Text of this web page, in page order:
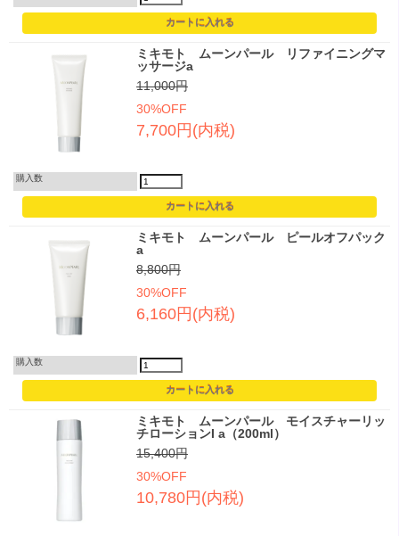
ミキモト ムーンパール リファイニングマ
ッサージa
11,000円
30%OFF
7,700円(内税)
購入数
ミキモト ムーンパール ピールオフパック
a
8,800円
30%OFF
6,160円(内税)
購入数
ミキモト ムーンパール モイスチャーリッ
チローションI a（200ml）
15,400円
30%OFF
10,780円(内税)